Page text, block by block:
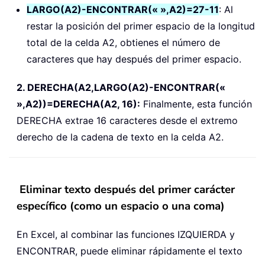
LARGO(A2)-ENCONTRAR(« »,A2)=27-11: Al
restar la posición del primer espacio de la longitud
total de la celda A2, obtienes el número de
caracteres que hay después del primer espacio.
2. DERECHA(A2,LARGO(A2)-ENCONTRAR(«
»,A2))=DERECHA(A2, 16): Finalmente, esta función
DERECHA extrae 16 caracteres desde el extremo
derecho de la cadena de texto en la celda A2.
Eliminar texto después del primer carácter
específico (como un espacio o una coma)
En Excel, al combinar las funciones IZQUIERDA y
ENCONTRAR, puede eliminar rápidamente el texto